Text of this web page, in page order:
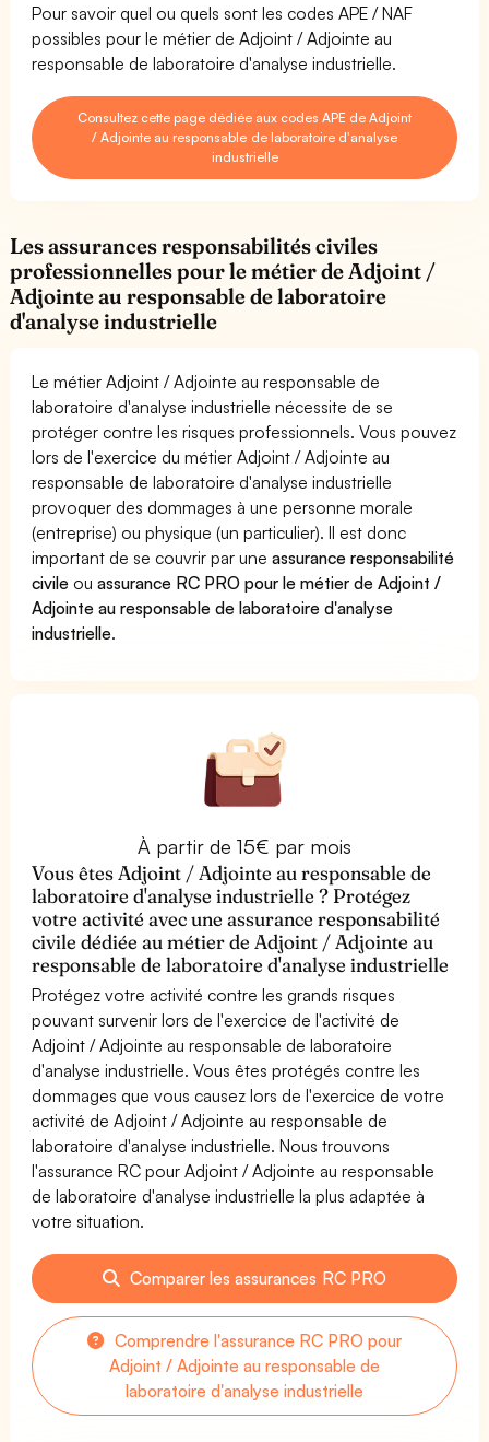
Pour savoir quel ou quels sont les codes APE / NAF
possibles pour le métier de Adjoint / Adjointe au
responsable de laboratoire d'analyse industrielle.
Consultez cette page dédiée aux codes APE de Adjoint
/ Adjointe au responsable de laboratoire d'analyse
industrielle
Les assurances responsabilités civiles
professionnelles pour le métier de Adjoint /
Adjointe au responsable de laboratoire
d'analyse industrielle
Le métier Adjoint / Adjointe au responsable de
laboratoire d'analyse industrielle nécessite de se
protéger contre les risques professionnels. Vous pouvez
lors de l'exercice du métier Adjoint / Adjointe au
responsable de laboratoire d'analyse industrielle
provoquer des dommages à une personne morale
(entreprise) ou physique (un particulier). Il est donc
important de se couvrir par uneassurance responsabilité
civile ouassurance RC PRO pour le métier de Adjoint /
Adjointe au responsable de laboratoire d'analyse
industrielle.
À partir de 15€ par mois
Vous êtes Adjoint / Adjointe au responsable de
laboratoire d'analyse industrielle ? Protégez
votre activité avec une assurance responsabilité
civile dédiée au métier de Adjoint / Adjointe au
responsable de laboratoire d'analyse industrielle
Protégez votre activité contre les grands risques
pouvant survenir lors de l'exercice de l'activité de
Adjoint / Adjointe au responsable de laboratoire
d'analyse industrielle. Vous êtes protégés contre les
dommages que vous causez lors de l'exercice de votre
activité de Adjoint / Adjointe au responsable de
laboratoire d'analyse industrielle. Nous trouvons
l'assurance RC pour Adjoint / Adjointe au responsable
de laboratoire d'analyse industrielle la plus adaptée à
votre situation.
Comparer les assurances RC PRO
Comprendre l'assurance RC PRO pour
Adjoint / Adjointe au responsable de
laboratoire d'analyse industrielle